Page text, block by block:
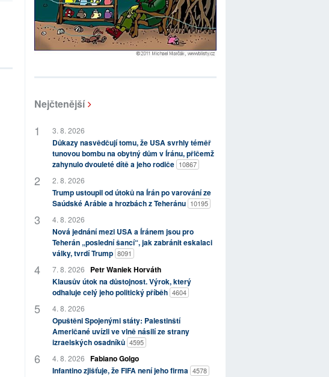
Nejčtenější
3. 8. 2026
Důkazy nasvědčují tomu, že USA svrhly téměř
tunovou bombu na obytný dům v Íránu, přičemž
zahynulo dvouleté dítě a jeho rodiče 10867
2. 8. 2026
Trump ustoupil od útoků na Írán po varování ze
Saúdské Arábie a hrozbách z Teheránu 10195
4. 8. 2026
Nová jednání mezi USA a Íránem jsou pro
Teherán „poslední šancí“, jak zabránit eskalaci
války, tvrdí Trump 8091
7. 8. 2026
Petr Waniek Horváth
Klausův útok na důstojnost. Výrok, který
odhaluje celý jeho politický příběh 4604
4. 8. 2026
Opuštěni Spojenými státy: Palestinští
Američané uvízli ve vlně násilí ze strany
izraelských osadníků 4595
4. 8. 2026 Fabiano Golgo
Infantino zjišťuje, že FIFA není jeho firma 4578